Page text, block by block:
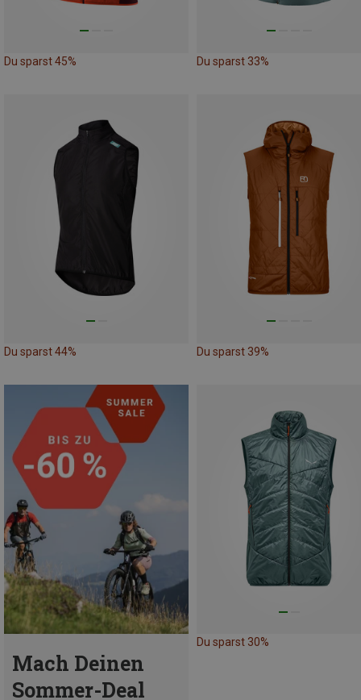
Du sparst 45% Du sparst 33%
Du sparst 44% Du sparst 39%
Mach Deinen
Sommer-Deal
Du sparst 30%